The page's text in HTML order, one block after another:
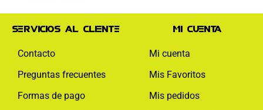
Servicios al cliente
Contacto
Preguntas frecuentes
Formas de pago
Mi cuenta
Mi cuenta
Mis Favoritos
Mis pedidos